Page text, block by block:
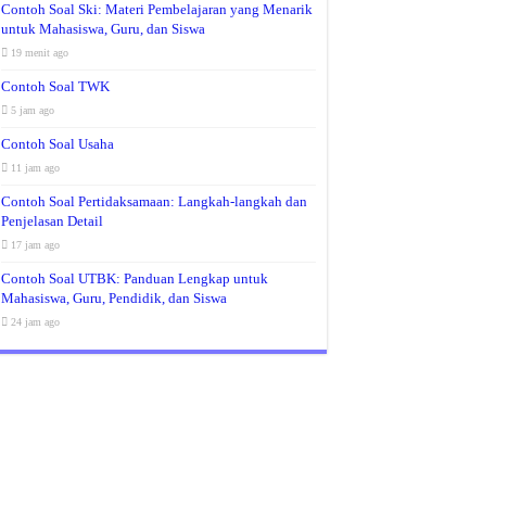
Contoh Soal Ski: Materi Pembelajaran yang Menarik
untuk Mahasiswa, Guru, dan Siswa
19 menit ago
Contoh Soal TWK
5 jam ago
Contoh Soal Usaha
11 jam ago
Contoh Soal Pertidaksamaan: Langkah-langkah dan
Penjelasan Detail
17 jam ago
Contoh Soal UTBK: Panduan Lengkap untuk
Mahasiswa, Guru, Pendidik, dan Siswa
24 jam ago